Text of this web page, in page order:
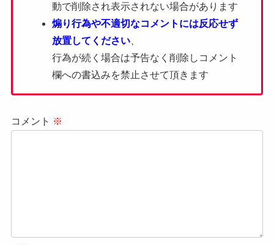
動で削除され表示されない場合があります
煽り行為や不適切なコメントには反応せず
放置してください
行為が続く場合は予告なく削除しコメント
欄への書込みを禁止させて頂きます
コメント ※